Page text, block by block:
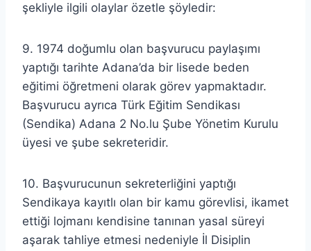
şekliyle ilgili olaylar özetle şöyledir:
9. 1974 doğumlu olan başvurucu paylaşımı
yaptığı tarihte Adana’da bir lisede beden
eğitimi öğretmeni olarak görev yapmaktadır.
Başvurucu ayrıca Türk Eğitim Sendikası
(Sendika) Adana 2 No.lu Şube Yönetim Kurulu
üyesi ve şube sekreteridir.
10. Başvurucunun sekreterliğini yaptığı
Sendikaya kayıtlı olan bir kamu görevlisi, ikamet
ettiği lojmanı kendisine tanınan yasal süreyi
aşarak tahliye etmesi nedeniyle İl Disiplin